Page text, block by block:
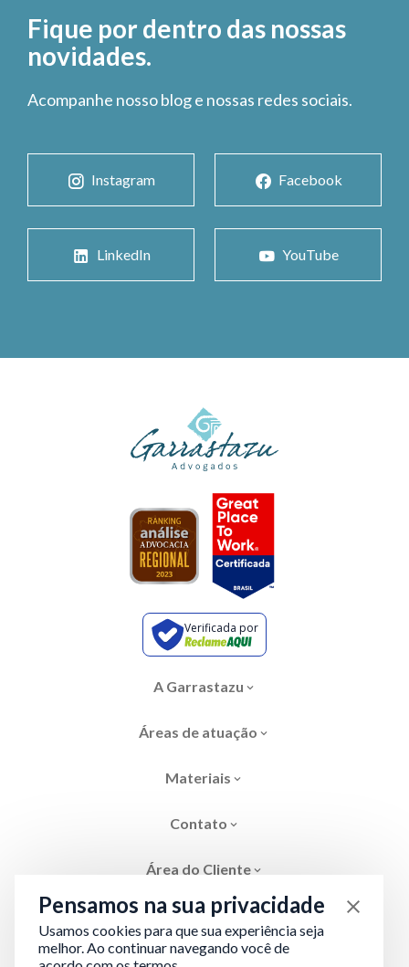
Fique por dentro das nossas
novidades.
Acompanhe nosso blog e nossas redes sociais.
Instagram Facebook
LinkedIn YouTube
Verificada por
A Garrastazu
Áreas de atuação
Materiais
Contato
Área do Cliente
Pensamos na sua privacidade
Usamos cookies para que sua experiência seja
melhor. Ao continuar navegando você de